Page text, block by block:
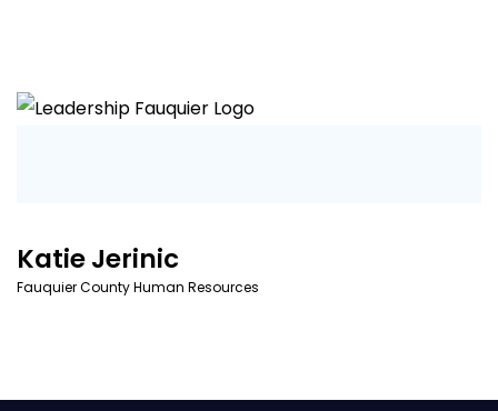
Katie Jerinic
Fauquier County Human Resources